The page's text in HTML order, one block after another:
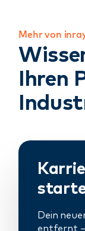
Mehr von
Ihren
Dein
entfernt –